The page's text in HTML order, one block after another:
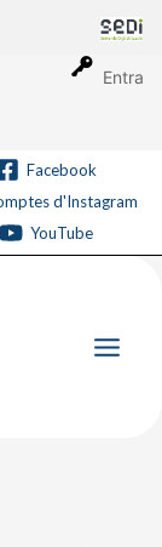
Entra
Facebook
d'Instagram
YouTube